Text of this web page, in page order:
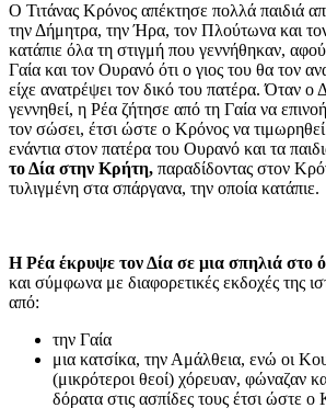
Ο Τιτάνας Κρόνος απέκτησε πολλά παιδιά
την Δήμητρα, την Ήρα, τον Πλούτωνα και
κατάπιε όλα τη στιγμή που γεννήθηκαν,
Γαία και τον Ουρανό ότι ο γιος του θα τον
είχε ανατρέψει τον δικό του πατέρα. Όταν ο
γεννηθεί, η Ρέα ζήτησε από τη Γαία να
τον σώσει, έτσι ώστε ο Κρόνος να τιμωρηθεί
ενάντια στον πατέρα του Ουρανό και τα
το Δία στην Κρήτη, παραδίδοντας στον
τυλιγμένη στα σπάργανα, την οποία κατάπιε.
Η Ρέα έκρυψε τον Δία σε μια σπηλιά στο
και σύμφωνα με διαφορετικές εκδοχές της
από:
την Γαία
μια κατσίκα, την Αμάλθεια, ενώ οι
(μικρότεροι θεοί) χόρευαν, φώναζαν
δόρατα στις ασπίδες τους έτσι ώστε